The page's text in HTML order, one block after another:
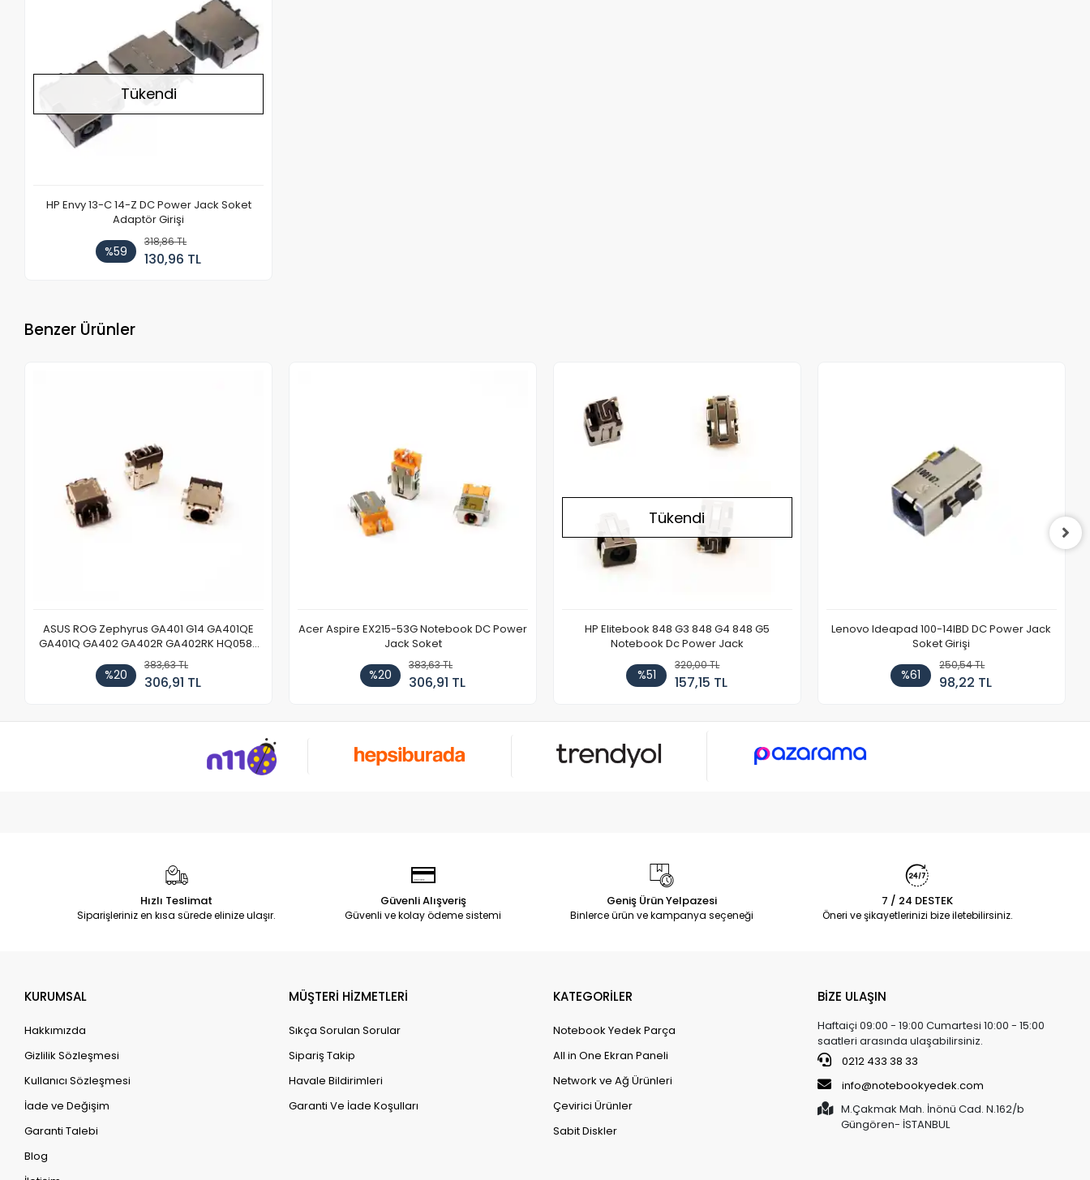
Tükendi
HP Envy 13-C 14-Z DC Power Jack Soket
Adaptör Girişi
%59
318,86 TL
130,96 TL
Benzer Ürünler
ASUS ROG Zephyrus GA401 G14 GA401QE
GA401Q GA402 GA402R GA402RK HQ058T
GA503QR GA503QS GA503QM GA503QE
GX650 Notebook DC Power Jack Soketi
%20
383,63 TL
306,91 TL
Acer Aspire EX215-53G Notebook DC Power
Jack Soket
%20
383,63 TL
306,91 TL
Tükendi
HP Elitebook 848 G3 848 G4 848 G5
Notebook Dc Power Jack
%51
320,00 TL
157,15 TL
Lenovo Ideapad 100-14IBD DC Power Jack
Soket Girişi
%61
250,54 TL
98,22 TL
Hızlı Teslimat
Siparişleriniz en kısa sürede elinize ulaşır.
Güvenli Alışveriş
Güvenli ve kolay ödeme sistemi
Geniş Ürün Yelpazesi
Binlerce ürün ve kampanya seçeneği
7 / 24 DESTEK
Öneri ve şikayetlerinizi bize iletebilirsiniz.
KURUMSAL
Hakkımızda
Gizlilik Sözleşmesi
Kullanıcı Sözleşmesi
İade ve Değişim
Garanti Talebi
Blog
MÜŞTERİ HİZMETLERİ
Sıkça Sorulan Sorular
Sipariş Takip
Havale Bildirimleri
Garanti Ve İade Koşulları
KATEGORİLER
Notebook Yedek Parça
All in One Ekran Paneli
Network ve Ağ Ürünleri
Çevirici Ürünler
Sabit Diskler
BİZE ULAŞIN
Haftaiçi 09:00 - 19:00 Cumartesi 10:00 - 15:00
saatleri arasında ulaşabilirsiniz.
0212 433 38 33
info@notebookyedek.com
M.Çakmak Mah. İnönü Cad. N.162/b
Güngören- İSTANBUL